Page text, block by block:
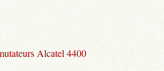
Alcatel 4400